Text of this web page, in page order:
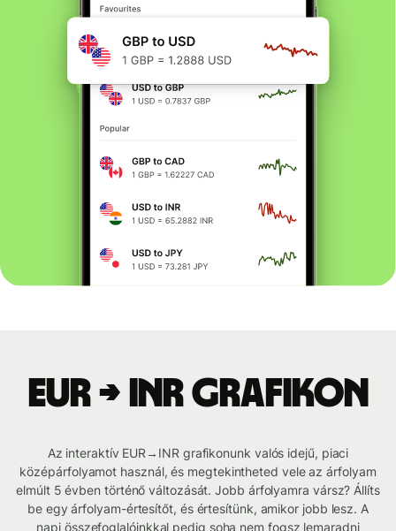
EUR → INR grafikon
Az interaktív EUR→INR grafikonunk valós idejű, piaci
középárfolyamot használ, és megtekintheted vele az árfolyam
elmúlt 5 évben történő változását. Jobb árfolyamra vársz? Állíts
be egy árfolyam-értesítőt, és értesítünk, amikor jobb lesz. A
napi összefoglalóinkkal pedig soha nem fogsz lemaradni